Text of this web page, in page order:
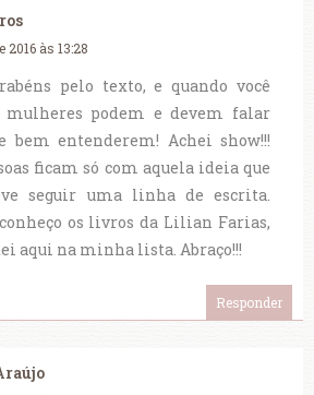
2016 às 13:28
pelo texto, e quando você
mulheres podem e devem falar
bem entenderem! Achei show!!!
ficam só com aquela ideia que
seguir uma linha de escrita.
os livros da Lilian Farias,
aqui na minha lista. Abraço!!!
Responder